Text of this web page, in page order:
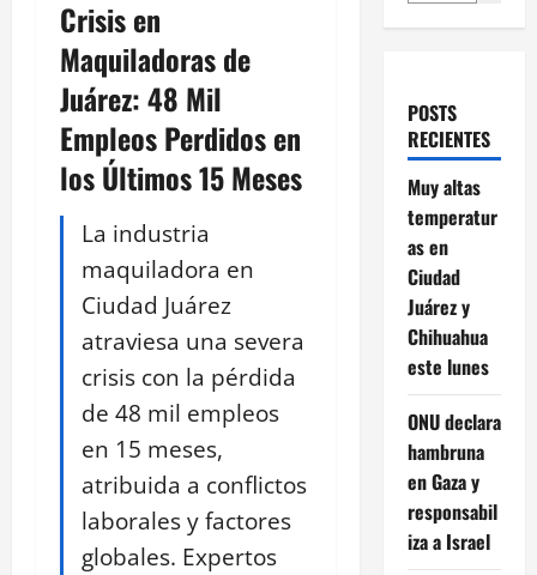
Crisis en
Maquiladoras de
Juárez: 48 Mil
Empleos Perdidos en
los Últimos 15 Meses
La industria
maquiladora en
Ciudad Juárez
atraviesa una severa
crisis con la pérdida
de 48 mil empleos
en 15 meses,
atribuida a conflictos
laborales y factores
globales. Expertos
POSTS
RECIENTES
Muy altas
temperatur
as en
Ciudad
Juárez y
Chihuahua
este lunes
ONU declara
hambruna
en Gaza y
responsabil
iza a Israel